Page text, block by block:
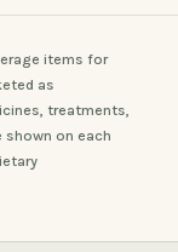
items for
as
treatments,
shown on each